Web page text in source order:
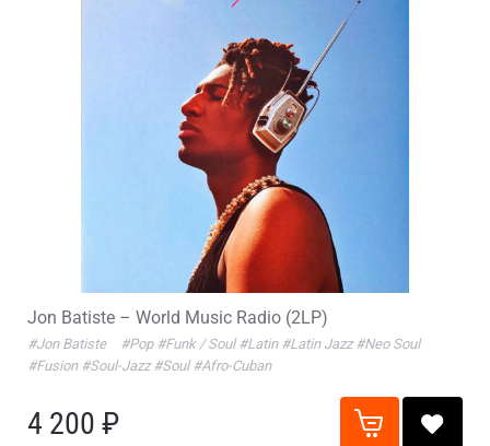
Jon Batiste – World Music Radio (2LP)
#Jon Batiste #Pop #Funk / Soul #Latin #Latin Jazz #Neo Soul
#Fusion #Soul-Jazz #Soul #Afro-Cuban
4 200 ₽